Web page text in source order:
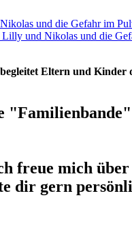
und Nikolas und die
Eltern und Kinder
freue mich
dir gern